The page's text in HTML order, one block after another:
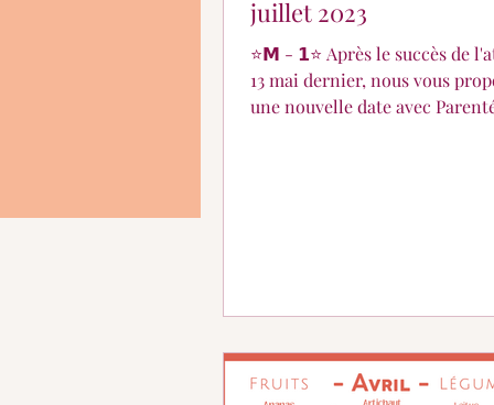
juillet 2023
⭐𝗠 - 𝟭⭐ Après le succès de l'atelier du
13 mai dernier, nous vous
une nouvelle date avec